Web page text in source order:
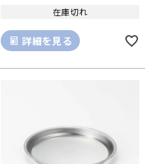
在庫切れ
詳細を見る